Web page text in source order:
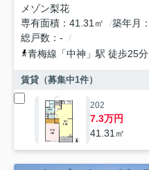
メゾン梨花
専有面積
41.31㎡ 築年月
総戸数
-
青梅線 「中神 」駅 徒歩25分
賃貸（募集中1件）
202
7.3万円
41.31㎡